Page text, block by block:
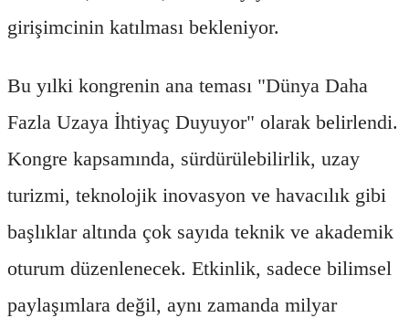
girişimcinin katılması bekleniyor.
Bu yılki kongrenin ana teması "Dünya Daha
Fazla Uzaya İhtiyaç Duyuyor" olarak belirlendi.
Kongre kapsamında, sürdürülebilirlik, uzay
turizmi, teknolojik inovasyon ve havacılık gibi
başlıklar altında çok sayıda teknik ve akademik
oturum düzenlenecek. Etkinlik, sadece bilimsel
paylaşımlara değil, aynı zamanda milyar